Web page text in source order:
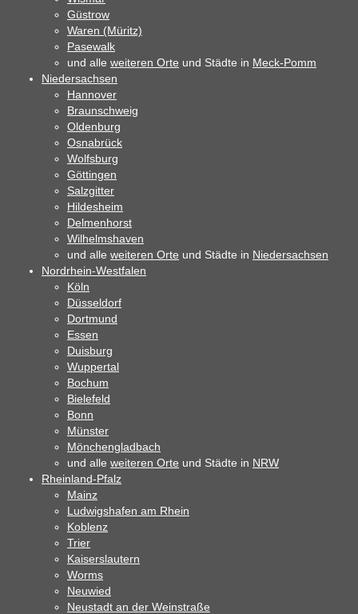
Güstrow
Waren (Müritz)
Pasewalk
und alle weiteren Orte und Städte in Meck-Pomm
Niedersachsen
Hannover
Braunschweig
Oldenburg
Osnabrück
Wolfsburg
Göttingen
Salzgitter
Hildesheim
Delmenhorst
Wilhelmshaven
und alle weiteren Orte und Städte in Niedersachsen
Nordrhein-Westfalen
Köln
Düsseldorf
Dortmund
Essen
Duisburg
Wuppertal
Bochum
Bielefeld
Bonn
Münster
Mönchengladbach
und alle weiteren Orte und Städte in NRW
Rheinland-Pfalz
Mainz
Ludwigshafen am Rhein
Koblenz
Trier
Kaiserslautern
Worms
Neuwied
Neustadt an der Weinstraße